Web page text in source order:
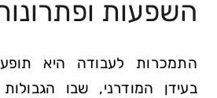
השפעות
התמכרות לעבודה היא
בעידן המודרני, שבו